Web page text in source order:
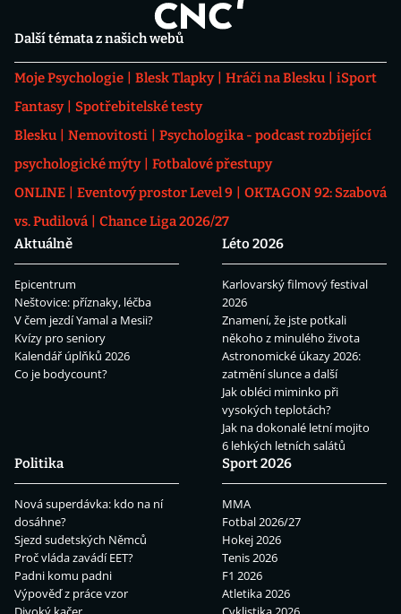
Další témata z našich webů
Moje Psychologie Blesk Tlapky Hráči na Blesku
iSport
Fantasy
Spotřebitelské testy
Blesku
Nemovitosti
Psychologika - podcast rozbíjející
psychologické mýty
Fotbalové přestupy
ONLINE
Eventový prostor Level 9
OKTAGON 92: Szabová
vs. Pudilová
Chance Liga 2026/27
Aktuálně
Epicentrum
Neštovice: příznaky, léčba
V čem jezdí Yamal a Mesii?
Kvízy pro seniory
Kalendář úplňků 2026
Co je bodycount?
Léto 2026
Karlovarský filmový festival
2026
Znamení, že jste potkali
někoho z minulého života
Astronomické úkazy 2026:
zatmění slunce a další
Jak obléci miminko při
vysokých teplotách?
Jak na dokonalé letní mojito
6 lehkých letních salátů
Politika
Nová superdávka: kdo na ní
dosáhne?
Sjezd sudetských Němců
Proč vláda zavádí EET?
Padni komu padni
Výpověď z práce vzor
Sport 2026
MMA
Fotbal 2026/27
Hokej 2026
Tenis 2026
F1 2026
Atletika 2026